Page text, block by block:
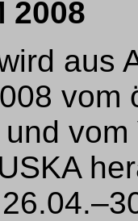
2008
aus
vom